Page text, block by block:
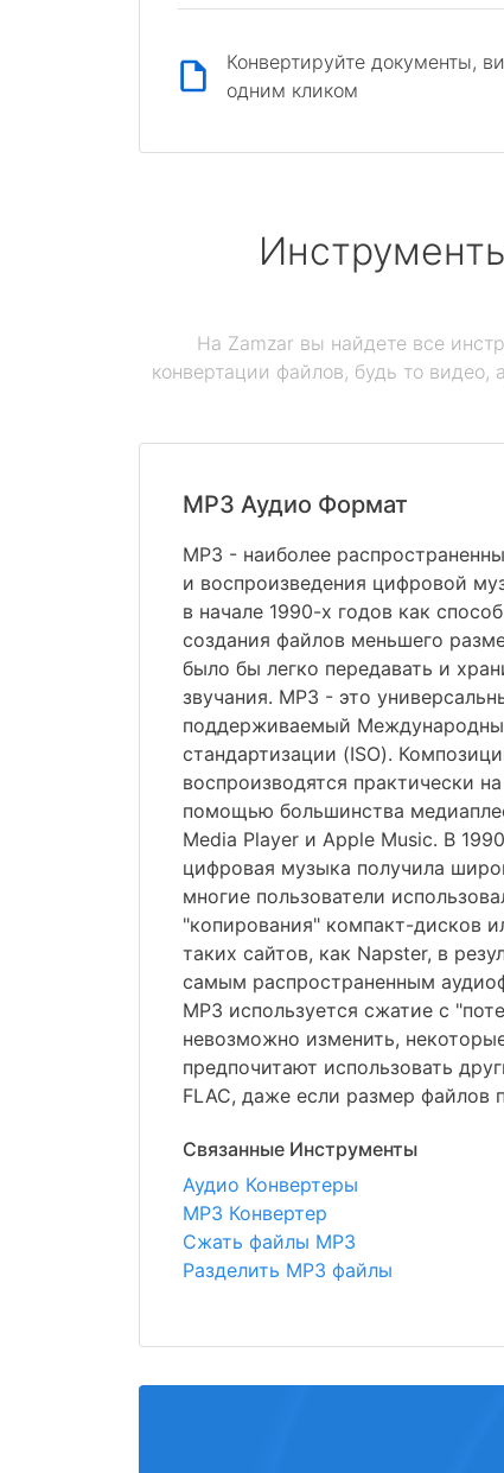
Конвертируйте документы,
одним кликом
На Zamzar вы найдете все
конвертации файлов, будь то
MP3 Аудио Формат
MP3 - наиболее
и воспроизведения цифровой
в начале 1990-х годов как
создания файлов меньшего
было бы легко передавать и
звучания. MP3 - это
поддерживаемый
стандартизации (ISO).
воспроизводятся практически
помощью большинства
Media Player и Apple Music. В
цифровая музыка получила
многие пользователи
"копирования" компакт-дисков
таких сайтов, как Napster, в
самым распространенным
MP3 используется сжатие с
невозможно изменить,
предпочитают использовать
FLAC, даже если размер файлов
Связанные Инструменты
Аудио Конвертеры
MP3 Конвертер
Сжать файлы MP3
Разделить MP3 файлы